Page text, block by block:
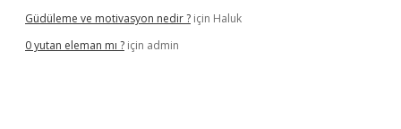
Güdüleme ve motivasyon nedir ? için Haluk
0 yutan eleman mı ? için admin